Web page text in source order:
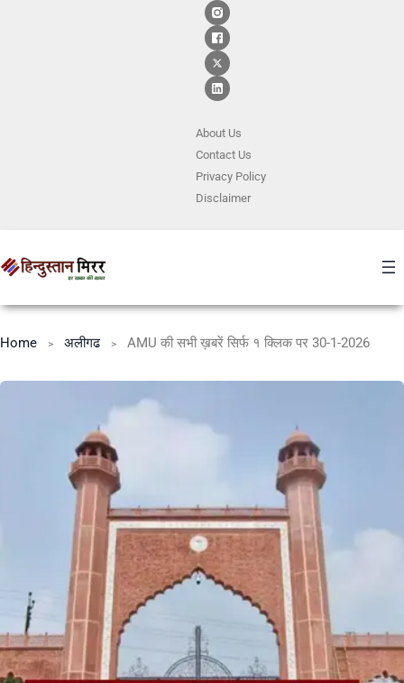
About Us
ContactUs
Privacy Policy
Disclaimer
Home अलीगढ AMU की सभी ख़बरें सिर्फ १ क्लिक पर 30-1-2026